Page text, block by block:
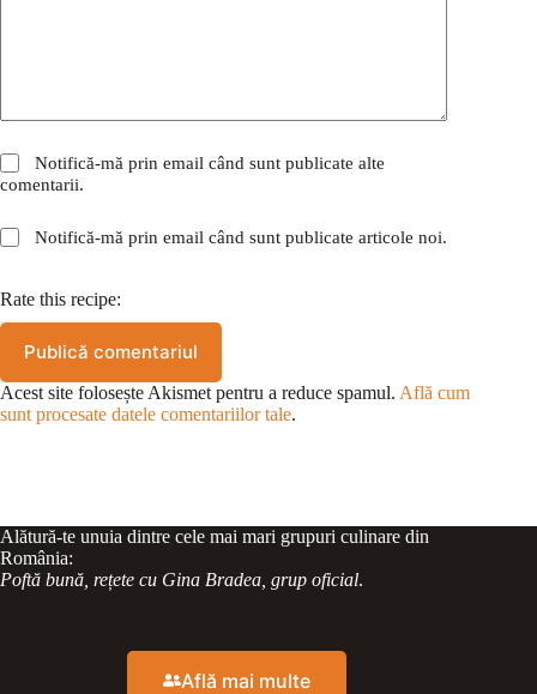
Notifică-mă prin email când sunt publicate alte
comentarii.
Notifică-mă prin email când sunt publicate articole noi.
Rate this recipe:
Publică comentariul
Acest site folosește Akismet pentru a reduce spamul. Află cum
sunt procesate datele comentariilor tale.
Alătură-te unuia dintre cele mai mari grupuri culinare din
România:
Poftă bună, rețete cu Gina Bradea, grup oficial.
Află mai multe